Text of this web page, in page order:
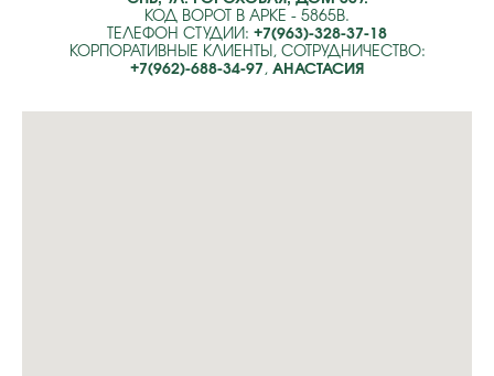
КОД ВОРОТ В АРКЕ - 5865B.
ТЕЛЕФОН СТУДИИ: +7(963)-328-37-18
КОРПОРАТИВНЫЕ КЛИЕНТЫ, СОТРУДНИЧЕСТВО:
+7(962)-688-34-97 , АНАСТАСИЯ